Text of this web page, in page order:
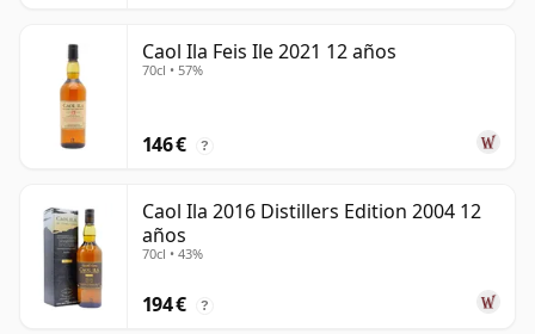
Caol Ila Feis Ile 2021 12 años
70cl • 57%
146 € ?
Caol Ila 2016 Distillers Edition 2004 12
años
70cl • 43%
194 € ?